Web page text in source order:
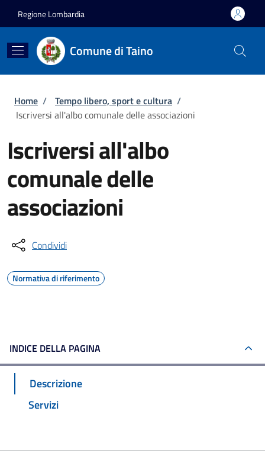
Regione Lombardia
Comune di Taino
Briciole di pane
Home / Tempo libero, sport e cultura /
Iscriversi all'albo comunale delle associazioni
Iscriversi all'albo
comunale delle
associazioni
Condividi
Normativa di riferimento
INDICE DELLA PAGINA
Descrizione
Servizi